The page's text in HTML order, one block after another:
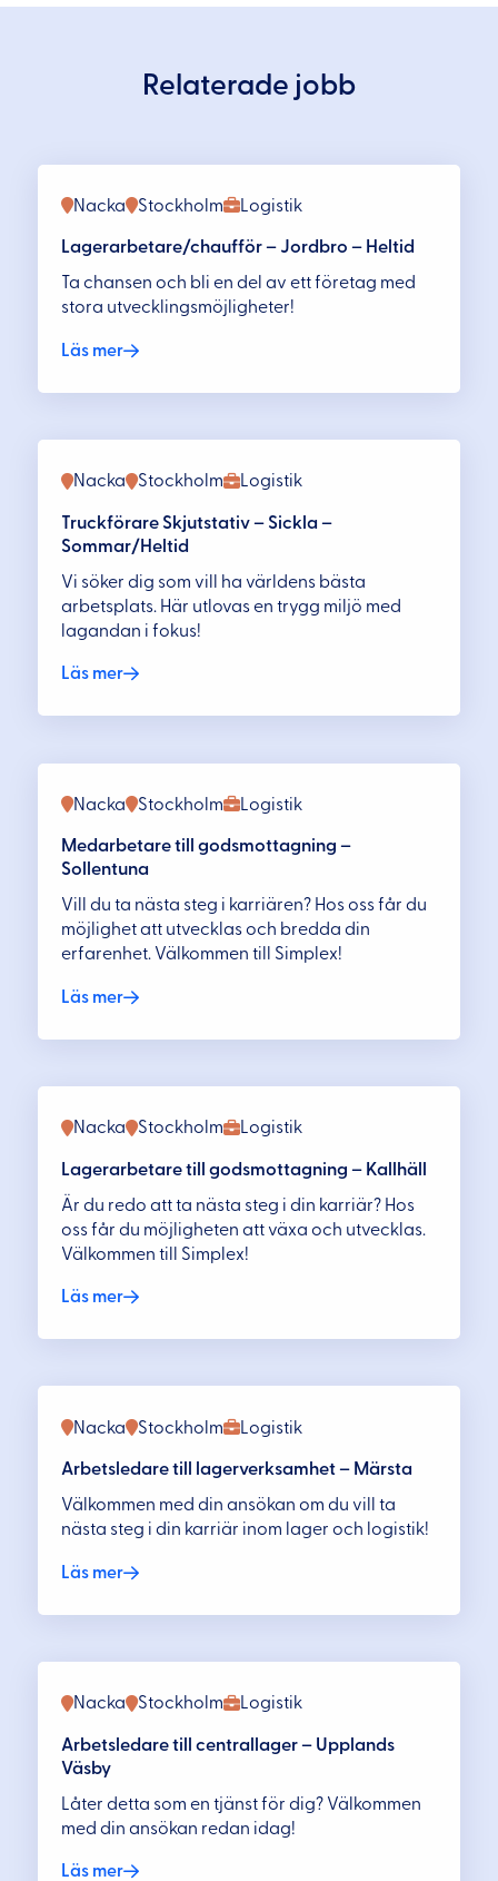
Relaterade jobb
Logistik
Nacka Stockholm
Lagerarbetare/chaufför – Jordbro – Heltid
Ta chansen och bli en del av ett företag med
stora utvecklingsmöjligheter!
Läs mer
Logistik
Nacka Stockholm
Truckförare Skjutstativ – Sickla –
Sommar/Heltid
Vi söker dig som vill ha världens bästa
arbetsplats. Här utlovas en trygg miljö med
lagandan i fokus!
Läs mer
Logistik
Nacka Stockholm
Medarbetare till godsmottagning –
Sollentuna
Vill du ta nästa steg i karriären? Hos oss får du
möjlighet att utvecklas och bredda din
erfarenhet. Välkommen till Simplex!
Läs mer
Logistik
Nacka Stockholm
Lagerarbetare till godsmottagning – Kallhäll
Är du redo att ta nästa steg i din karriär? Hos
oss får du möjligheten att växa och utvecklas.
Välkommen till Simplex!
Läs mer
Logistik
Nacka Stockholm
Arbetsledare till lagerverksamhet – Märsta
Välkommen med din ansökan om du vill ta
nästa steg i din karriär inom lager och logistik!
Läs mer
Logistik
Nacka Stockholm
Arbetsledare till centrallager – Upplands
Väsby
Låter detta som en tjänst för dig? Välkommen
med din ansökan redan idag!
Läs mer